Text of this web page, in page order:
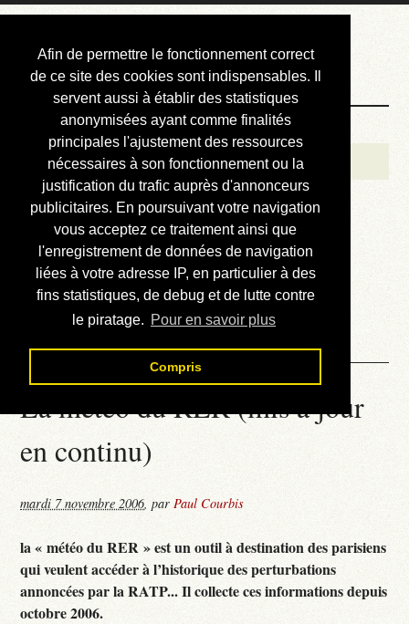
Afin de permettre le fonctionnement correct
de ce site des cookies sont indispensables. Il
servent aussi à établir des statistiques
anonymisées ayant comme finalités
principales l'ajustement des ressources
nécessaires à son fonctionnement ou la
justification du trafic auprès d'annonceurs
publicitaires. En poursuivant votre navigation
vous acceptez ce traitement ainsi que
l'enregistrement de données de navigation
liées à votre adresse IP, en particulier à des
fins statistiques, de debug et de lutte contre
le piratage. Pour en savoir plus
Compris
Courbis, « LE »
Blog Officiel
Bienvenue
Réalisations
Divers (et d’été)
Annonces
Liens externes
Téléchargement
Contact
La météo du RER (mis à jour
en continu)
mardi 7 novembre 2006,parPaul Courbis
la « météo du RER » est un outil à destination des parisiens
qui veulent accéder à l’historique des perturbations
annoncées par la RATP... Il collecte ces informations depuis
octobre 2006.